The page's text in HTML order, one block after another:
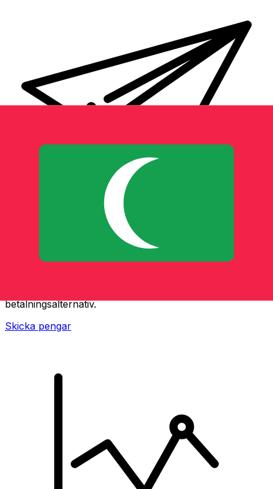
XE Internationella valutaöverföringar
betalningsalternativ.
Skicka pengar